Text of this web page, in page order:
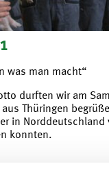
was man macht“
durften wir am
Thüringen
in
konnten.